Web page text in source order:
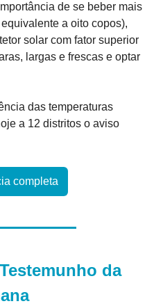
de se beber mais
a oito copos),
solar com fator superior
largas e frescas e optar
das temperaturas
a 12 distritos o aviso
completa
da